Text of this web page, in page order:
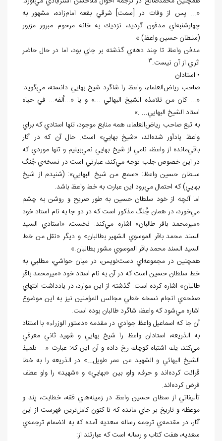
«... پس از وفات در [سمت] شرقي بقعه امامزاده، مشهور به
چهارشنبهاي مدفون گرديد، نزديك به خانه مرحوم مبرور مزبور
(سلطان حسين واعظ).»
مدفن واعظ تا چند دههي گذشته بر جاي بود، اما در حال حاضر
اثري از آن نيست.3
• استادان
صاحب رياضالعلماء، واعظ را شاگرد شيخ بهايي دانسته، ميگويد:
«... كان من تلامذه الشيخ البهائي ...» و يا «...ألفه... في حياه
استاد الشيخ البهايي... .»
به تبع صاحب رياضالعلماء، همه منابع موجود، تنها استادي كه براي
واعظ يادآور شدهاند، «شيخ بهايي» است. حال آن كه در آثار
باقيمانده از واعظ، نامي از شيخ بهايي نميبينيم و تنها موردي كه
در اين خصوص جلب توجه ميكند، عبارتي است در نسخهي جُنگ
سلطان حسين واعظ: «سمع من شيخ البهايي»: (شنيدم از شيخ
بهايي) كه احتمال ميرود اين عبارت به خط واعظ باشد.
اما آنچه از خود سلطان حسين به طور صريح و روشن به چشم
ميخورد، در همان جُنگ مذكور است كه در دو جا به نام استاد خود
«ميرمحمد باقر طالبان» اشاره ميكند. نخست، «استادي السيد
السند محمد باقر الموسوي الشهير بطالبان» و ديگر «نقل من خط
السيد السند محمد باقر الموسوي مشور بطالبان.»
همچنين در مجموعهاي دستنويس، در ميان حواشي، مطلبي به
خط سلطان حسين است كه در آن به نام استاد خود «ميرمحمد باقر
طالبان» اشاره كرده است. گذشته از اينموارد، در يادداشت انتهاي
صفحهي انجام نسخه خطي مجالس المؤمنين نيز به اين موضوع
اشاره ميشود كه واعظ، شاگرد طالبان بوده است.
آن جا كه اسماعيل واعظ جوادي در مقدمه «دستور الوزراء» با استناد
به الذريعه، استادان واعظ را شيخ بهايي و شهيد ثاني معرفي
ميكند، يك اشتباه كوچك رخ داده و آن اينكه: عبارت «... تلميذ
الشيخ البهائي و الشهيد عن عمر طويل...» در الذريعه را به خطا
قرائت كردهاند و حرف، واو، بين «بهايي» و «شهيد» را واو عطف
فرض كردهاند.
تأليفاتي از سطان حسين واعظ در زمينههاي فقه، خطابت، پند و
موعظه و تاريخ بر جاي مانده كه تا كنون كاملترين فهرست از اين
آثار، در مقدمهي ترجمه رساله سعديه آمده كه به انضمام ترجمهي
سعديه، هفت كتاب و رساله است که عبارتند از: